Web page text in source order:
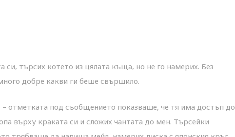
си, търсих котето из цялата къща, но не го намерих. Без
добре какви ги беше свършило.
отметката под съобщението показваше, че тя има достъп до
върху краката си и сложих чантата до мен. Търсейки